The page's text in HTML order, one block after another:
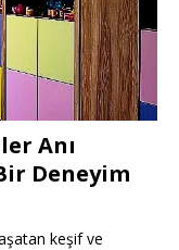
Anı
Deneyim
keşif ve